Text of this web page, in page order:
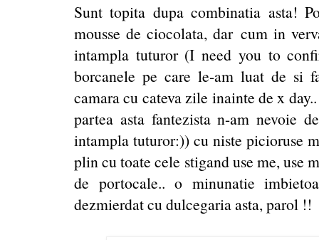
Sunt topita dupa combinatia asta!
mousse de ciocolata, dar cum in
intampla tuturor (I need you to
borcanele pe care le-am luat de si
camara cu cateva zile inainte de x
partea asta fantezista n-am nevoie
intampla tuturor:)) cu niste picioruse
plin cu toate cele stigand use me, use
de portocale.. o minunatie
dezmierdat cu dulcegaria asta, parol !!